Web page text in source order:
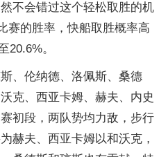
不会错过这个轻松取胜的机
赛的胜率，快船取胜概率高
20.6%。
、伦纳德、洛佩斯、桑德
克、西亚卡姆、赫夫、内史
初段，两队势均力敌，步行
赫夫、西亚卡姆以和沃克，